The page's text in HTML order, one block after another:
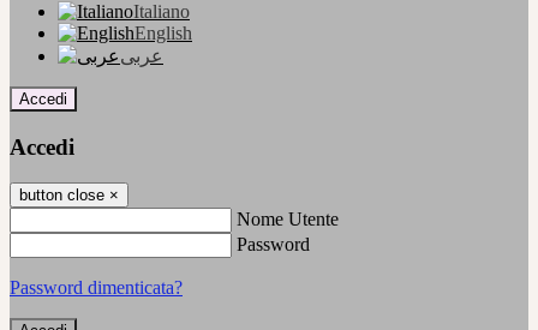
Italiano
English
عربى
Accedi
Accedi
button close ×
Nome Utente
Password
Password dimenticata?